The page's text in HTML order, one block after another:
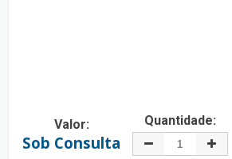
Valor:
Sob Consulta
Quantidade: